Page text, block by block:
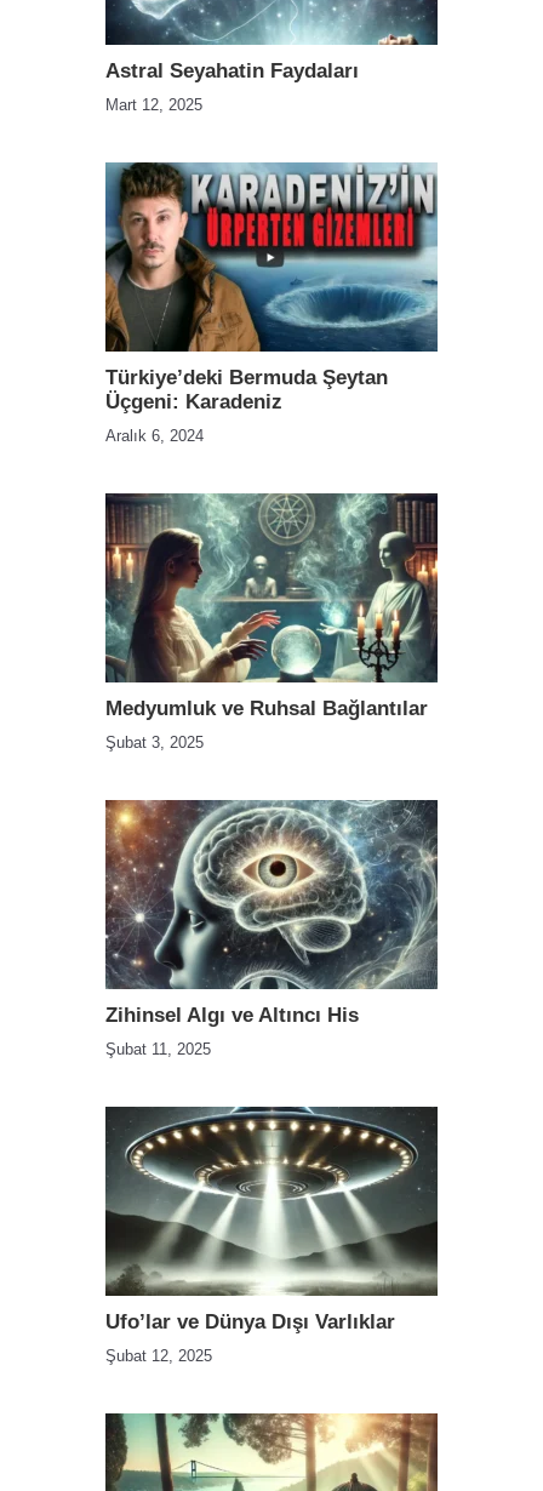
Astral Seyahatin Faydaları
Mart 12, 2025
Türkiye’deki Bermuda Şeytan
Üçgeni: Karadeniz
Aralık 6, 2024
Medyumluk ve Ruhsal Bağlantılar
Şubat 3, 2025
Zihinsel Algı ve Altıncı His
Şubat 11, 2025
Ufo’lar ve Dünya Dışı Varlıklar
Şubat 12, 2025